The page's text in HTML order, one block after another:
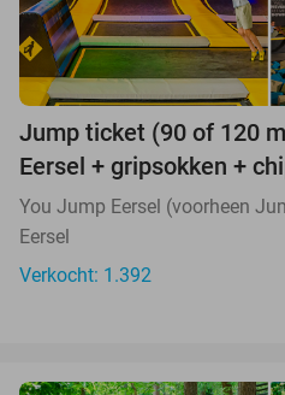
Jump ticket (90 of 120
Eersel + gripsokken +
You Jump Eersel (voorheen
Eersel
Verkocht: 1.392